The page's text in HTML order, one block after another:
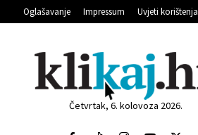
Oglašavanje Impressum Uvjeti korištenja
Četvrtak, 6. kolovoza 2026.